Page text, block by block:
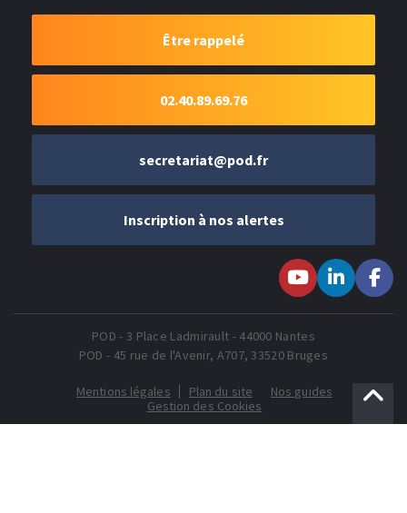
Être rappelé
02.40.89.69.76
secretariat@pod.fr
Inscription à nos alertes
Youtubesur LinkedIn
nous sur
POD - 3 Place Ladmirault - 44000 Nantes
POD - 45 rue de l'Avenir, A707, 33520 Bruges
Mentions légales Plan du site
Nos guides
Gestion des Cookies